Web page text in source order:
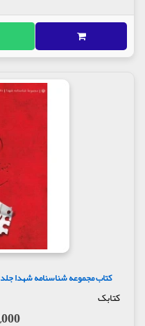
کتاب مجموعه شناسنامه شهدا
کتابک